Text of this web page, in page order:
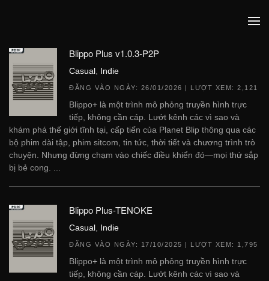
Blippo Plus v1.0.3-P2P
Casual Indie
ĐĂNG VÀO NGÀY: 26/01/2026 | LƯỢT XEM: 2,121
Blippo+ là một trình mô phỏng truyền hình trực
tiếp, không cần cáp. Lướt kênh các vì sao và
khám phá thế giới tĩnh tại, cấp tiến của Planet Blip thông qua các
bộ phim dài tập, phim sitcom, tin tức, thời tiết và chương trình trò
chuyện. Nhưng đừng chạm vào chiếc điều khiển đó—mọi thứ sắp
bị bẻ cong. ...
Blippo Plus-TENOKE
Casual Indie
ĐĂNG VÀO NGÀY: 17/10/2025 | LƯỢT XEM: 1,795
Blippo+ là một trình mô phỏng truyền hình trực
tiếp, không cần cáp. Lướt kênh các vì sao và